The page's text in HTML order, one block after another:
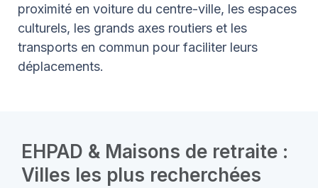
proximité en voiture du centre-ville, les espaces
culturels, les grands axes routiers et les
transports en commun pour faciliter leurs
déplacements.
EHPAD & Maisons de retraite :
Villes les plus recherchées